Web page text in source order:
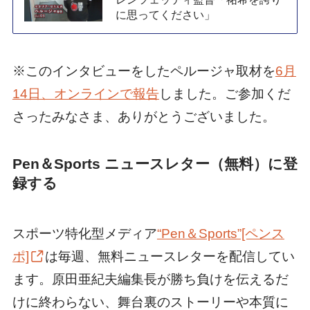
に思ってください」
※このインタビューをしたペルージャ取材を6月
14日、オンラインで報告しました。ご参加くだ
さったみなさま、ありがとうございました。
Pen＆Sports ニュースレター（無料）に登
録する
スポーツ特化型メディア“Pen＆Sports”[ペンス
ポ]
は毎週、無料ニュースレターを配信してい
ます。原田亜紀夫編集長が勝ち負けを伝えるだ
けに終わらない、舞台裏のストーリーや本質に